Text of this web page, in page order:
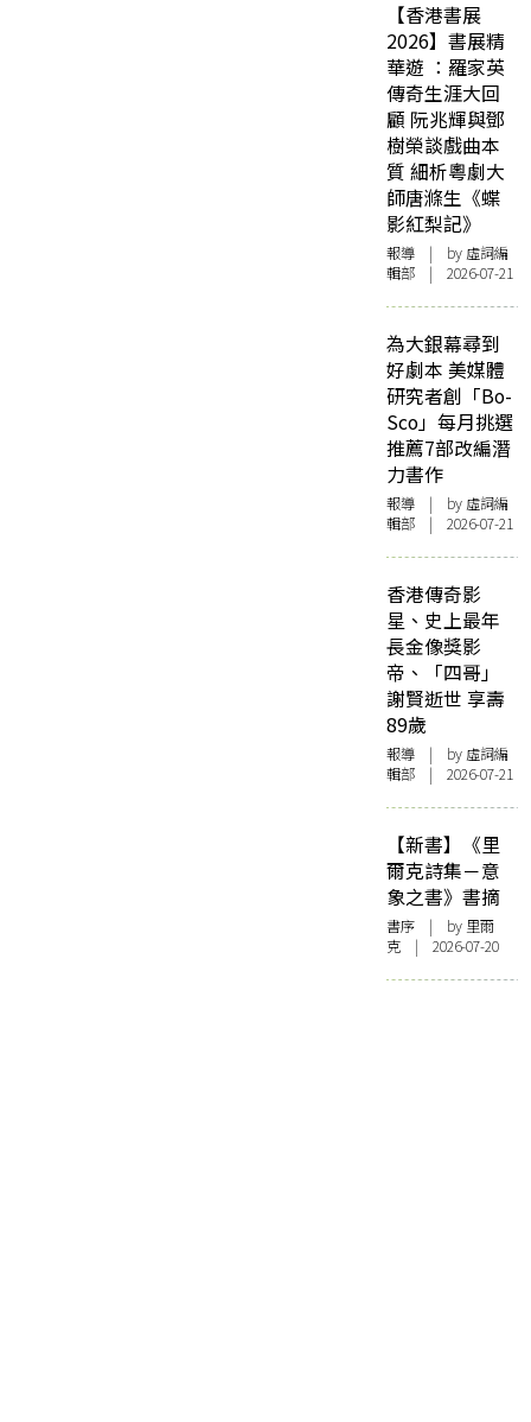
【香港書展
2026】書展精
華遊 ：羅家英
傳奇生涯大回
顧 阮兆輝與鄧
樹榮談戲曲本
質 細析粵劇大
師唐滌生《蝶
影紅梨記》
報導 | by 虛詞編
輯部 | 2026-07-21
為大銀幕尋到
好劇本 美媒體
研究者創「Bo-
Sco」每月挑選
推薦7部改編潛
力書作
報導 | by 虛詞編
輯部 | 2026-07-21
香港傳奇影
星、史上最年
長金像獎影
帝、「四哥」
謝賢逝世 享壽
89歲
報導 | by 虛詞編
輯部 | 2026-07-21
【新書】《里
爾克詩集－意
象之書》書摘
書序 | by 里爾
克 | 2026-07-20